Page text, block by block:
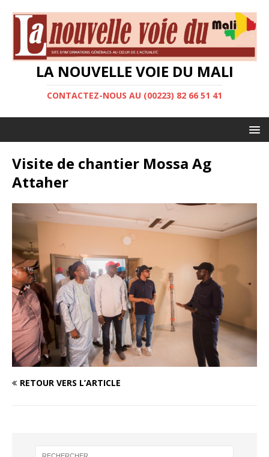
LA NOUVELLE VOIE DU MALI
CONTACTEZ-NOUS AU (00223) 82 66 51 41
Visite de chantier Mossa Ag
Attaher
RETOUR VERS L’ARTICLE